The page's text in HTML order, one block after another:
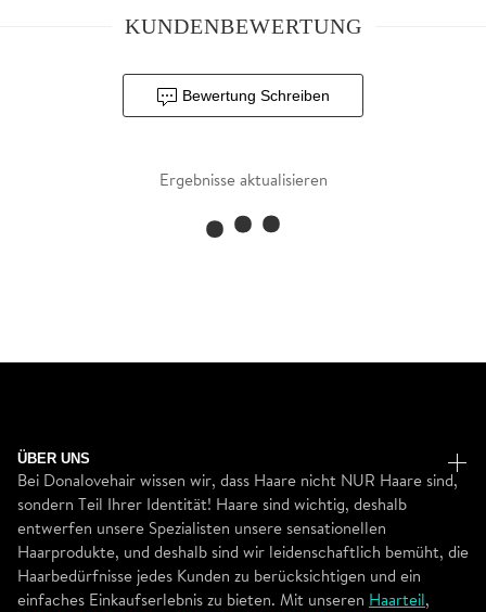
KUNDENBEWERTUNG
Bewertung Schreiben
Ergebnisse aktualisieren
ÜBER UNS
Bei Donalovehair wissen wir, dass Haare nicht NUR Haare sind,
sondern Teil Ihrer Identität! Haare sind wichtig, deshalb
entwerfen unsere Spezialisten unsere sensationellen
Haarprodukte, und deshalb sind wir leidenschaftlich bemüht, die
Haarbedürfnisse jedes Kunden zu berücksichtigen und ein
einfaches Einkaufserlebnis zu bieten. Mit unseren Haarteil,